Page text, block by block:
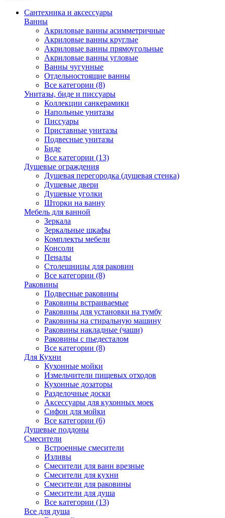
Сантехника и аксессуары
Ванны
Акриловые ванны асимметричные
Акриловые ванны круглые
Акриловые ванны прямоугольные
Акриловые ванны угловые
Ванны чугунные
Отдельностоящие ванны
Все категории (8)
Унитазы, биде и писсуары
Коллекции санкерамики
Напольные унитазы
Писсуары
Приставные унитазы
Подвесные унитазы
Биде
Все категории (13)
Душевые ограждения
Душевая перегородка (душевая стенка)
Душевые двери
Душевые уголки
Шторки на ванну
Мебель для ванной
Зеркала
Зеркальные шкафы
Комплекты мебели
Консоли
Пеналы
Столешницы для раковин
Все категории (8)
Раковины
Подвесные раковины
Раковины встраиваемые
Раковины для установки на тумбу
Раковины на стиральную машину
Раковины накладные (чаши)
Раковины с пьедесталом
Все категории (8)
Для Кухни
Кухонные мойки
Измельчители пищевых отходов
Кухонные дозаторы
Разделочные доски
Аксессуары для кухонных моек
Сифон для мойки
Все категории (6)
Душевые поддоны
Смесители
Встроенные смесители
Изливы
Смесители для ванн врезные
Смесители для кухни
Смесители для раковины
Смесители для душа
Все категории (13)
Все для душа